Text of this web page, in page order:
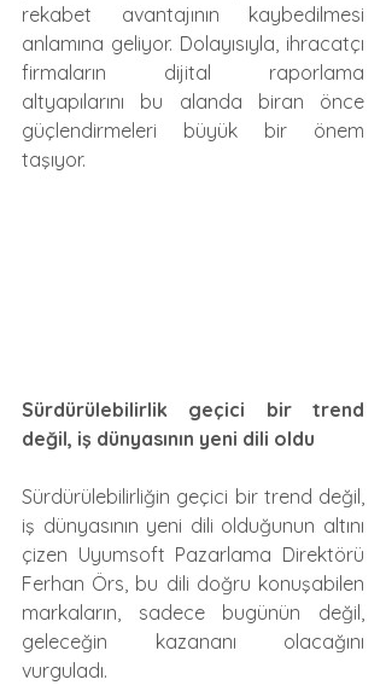
rekabet avantajının kaybedilmesi
anlamına geliyor. Dolayısıyla, ihracatçı
firmaların dijital raporlama
altyapılarını bu alanda biran önce
güçlendirmeleri büyük bir önem
taşıyor.
Sürdürülebilirlik geçici bir trend
değil, iş dünyasının yeni dili oldu
Sürdürülebilirliğin geçici bir trend değil,
iş dünyasının yeni dili olduğunun altını
çizen Uyumsoft Pazarlama Direktörü
Ferhan Örs, bu dili doğru konuşabilen
markaların, sadece bugünün değil,
geleceğin kazananı olacağını
vurguladı.